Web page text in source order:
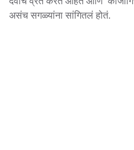
असंच सगळ्यांना सांगितलं होतं.